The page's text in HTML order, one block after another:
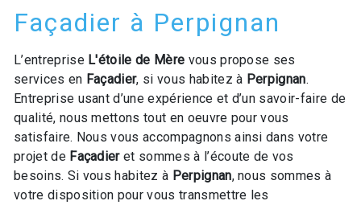
Façadier à Perpignan
L’entreprise L'étoile de Mère vous propose ses
services en Façadier, si vous habitez à Perpignan.
Entreprise usant d’une expérience et d’un savoir-faire de
qualité, nous mettons tout en oeuvre pour vous
satisfaire. Nous vous accompagnons ainsi dans votre
projet de Façadieret sommes à l’écoute de vos
besoins. Si vous habitez à Perpignan, nous sommes à
votre disposition pour vous transmettre les